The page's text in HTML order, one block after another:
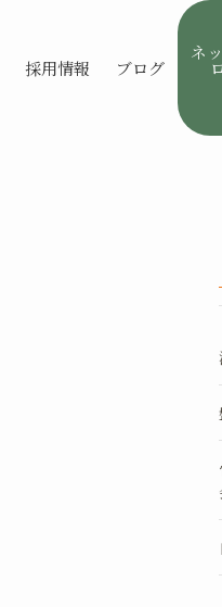
採用情報 ブログ
ネ